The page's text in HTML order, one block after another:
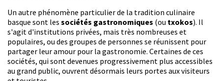
Un autre phénomène particulier de la tradition culinaire
basque sont les sociétés gastronomiques (ou txokos). Il
s'agit d'institutions privées, mais très nombreuses et
populaires, ou des groupes de personnes se réunissent pour
partager leur amour pour la gastronomie. Certaines de ces
sociétés, qui sont devenues progressivement plus accessibles
au grand public, ouvrent désormais leurs portes aux visiteurs